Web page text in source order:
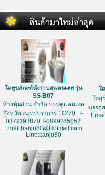
โถสุขภัณฑ์นั่งราบสแตนเลส รุ่น
SS-B07
ห้างหุ้นส่วน จำกัด บรรจุสเตนเลส
จังหวัด สมุทรปราการ 10270 T-
0879393870 T-0899285052
Email:banju80@Hotmail.com
Line:banju80
โ
โถสุ
บรรจุ